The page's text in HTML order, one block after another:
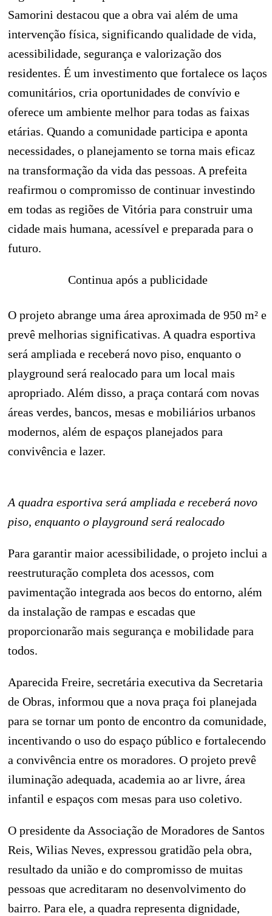
Samorini destacou que a obra vai além de uma
intervenção física, significando qualidade de vida,
acessibilidade, segurança e valorização dos
residentes. É um investimento que fortalece os laços
comunitários, cria oportunidades de convívio e
oferece um ambiente melhor para todas as faixas
etárias. Quando a comunidade participa e aponta
necessidades, o planejamento se torna mais eficaz
na transformação da vida das pessoas. A prefeita
reafirmou o compromisso de continuar investindo
em todas as regiões de Vitória para construir uma
cidade mais humana, acessível e preparada para o
futuro.
Continua após a publicidade
O projeto abrange uma área aproximada de 950 m² e
prevê melhorias significativas. A quadra esportiva
será ampliada e receberá novo piso, enquanto o
playground será realocado para um local mais
apropriado. Além disso, a praça contará com novas
áreas verdes, bancos, mesas e mobiliários urbanos
modernos, além de espaços planejados para
convivência e lazer.
A quadra esportiva será ampliada e receberá novo
piso, enquanto o playground será realocado
Para garantir maior acessibilidade, o projeto inclui a
reestruturação completa dos acessos, com
pavimentação integrada aos becos do entorno, além
da instalação de rampas e escadas que
proporcionarão mais segurança e mobilidade para
todos.
Aparecida Freire, secretária executiva da Secretaria
de Obras, informou que a nova praça foi planejada
para se tornar um ponto de encontro da comunidade,
incentivando o uso do espaço público e fortalecendo
a convivência entre os moradores. O projeto prevê
iluminação adequada, academia ao ar livre, área
infantil e espaços com mesas para uso coletivo.
O presidente da Associação de Moradores de Santos
Reis, Wilias Neves, expressou gratidão pela obra,
resultado da união e do compromisso de muitas
pessoas que acreditaram no desenvolvimento do
bairro. Para ele, a quadra representa dignidade,